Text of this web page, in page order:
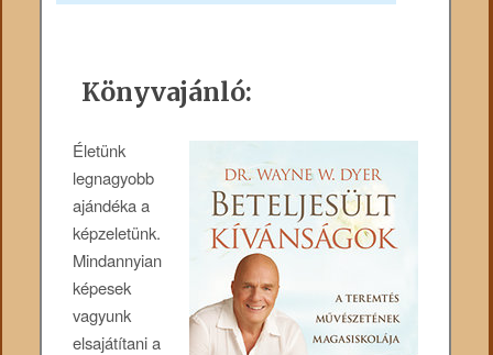
Könyvajánló:
Életünk
legnagyobb
ajándéka a
képzeletünk.
Mindannyian
képesek
vagyunk
elsajátítani a